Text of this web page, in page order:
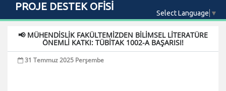
PROJE DESTEK OFİSİ
Select Language ▼
📢 MÜHENDİSLİK FAKÜLTEMİZDEN BİLİMSEL LİTERATÜRE
ÖNEMLİ KATKI: TÜBİTAK 1002-A BAŞARISI!
31 Temmuz 2025 Perşembe